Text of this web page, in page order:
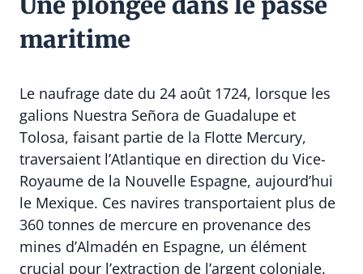
maritime
Le naufrage date du 24 août 1724, lorsque les
galions Nuestra Señora de Guadalupe et
Tolosa, faisant partie de la Flotte Mercury,
traversaient l’Atlantique en direction du Vice-
Royaume de la Nouvelle Espagne, aujourd’hui
le Mexique. Ces navires transportaient plus de
360 tonnes de mercure en provenance des
mines d’Almadén en Espagne, un élément
crucial pour l’extraction de l’argent coloniale.